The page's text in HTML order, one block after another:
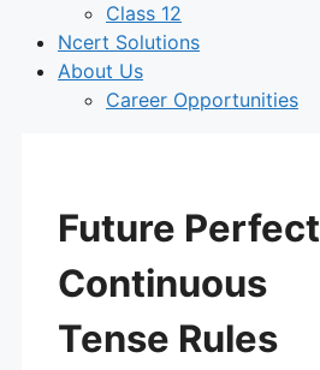
Class 12
Ncert Solutions
About Us
Career Opportunities
Future Perfect
Continuous
Tense Rules